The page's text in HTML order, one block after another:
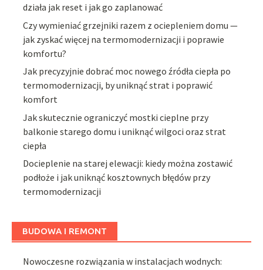
działa jak reset i jak go zaplanować
Czy wymieniać grzejniki razem z ociepleniem domu —
jak zyskać więcej na termomodernizacji i poprawie
komfortu?
Jak precyzyjnie dobrać moc nowego źródła ciepła po
termomodernizacji, by uniknąć strat i poprawić
komfort
Jak skutecznie ograniczyć mostki cieplne przy
balkonie starego domu i uniknąć wilgoci oraz strat
ciepła
Docieplenie na starej elewacji: kiedy można zostawić
podłoże i jak uniknąć kosztownych błędów przy
termomodernizacji
BUDOWA I REMONT
Nowoczesne rozwiązania w instalacjach wodnych: